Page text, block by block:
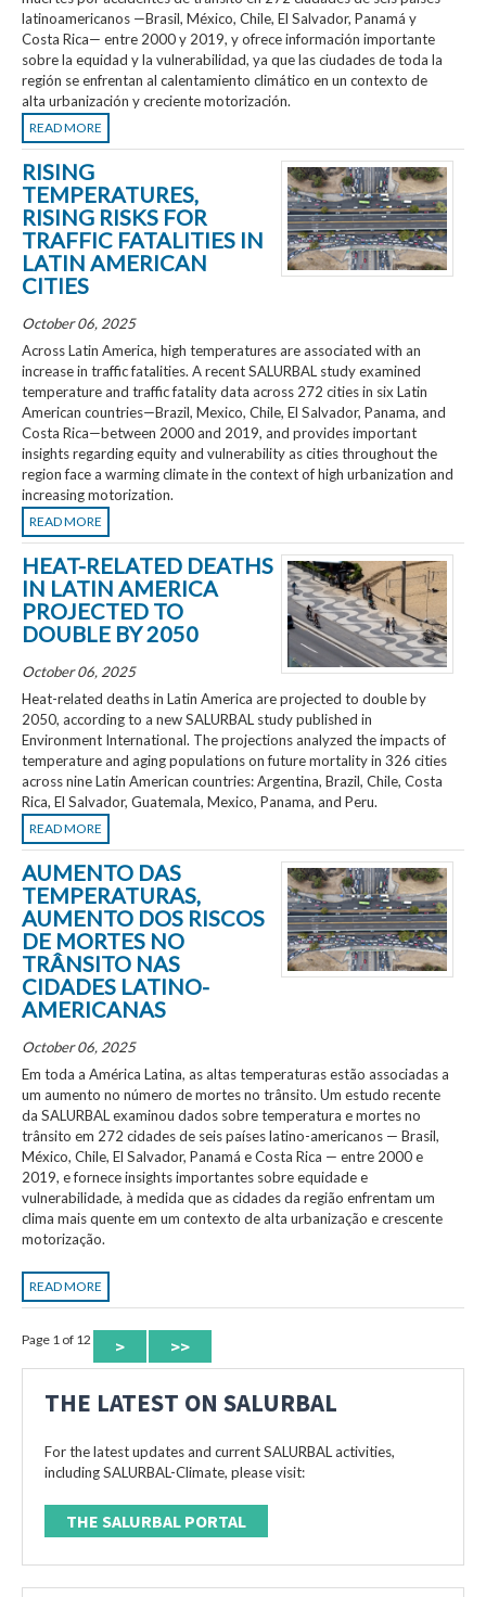
latinoamericanos —Brasil, México, Chile, El Salvador, Panamá y
Costa Rica— entre 2000 y 2019, y ofrece información importante
sobre la equidad y la vulnerabilidad, ya que las ciudades de toda la
región se enfrentan al calentamiento climático en un contexto de
alta urbanización y creciente motorización.
READ MORE
RISING
TEMPERATURES,
RISING RISKS FOR
TRAFFIC FATALITIES IN
LATIN AMERICAN
CITIES
October 06, 2025
Across Latin America, high temperatures are associated with an
increase in traffic fatalities. A recent SALURBAL study examined
temperature and traffic fatality data across 272 cities in six Latin
American countries—Brazil, Mexico, Chile, El Salvador, Panama, and
Costa Rica—between 2000 and 2019, and provides important
insights regarding equity and vulnerability as cities throughout the
region face a warming climate in the context of high urbanization and
increasing motorization.
READ MORE
HEAT-RELATED DEATHS
IN LATIN AMERICA
PROJECTED TO
DOUBLE BY 2050
October 06, 2025
Heat-related deaths in Latin America are projected to double by
2050, according to a new SALURBAL study published in
Environment International. The projections analyzed the impacts of
temperature and aging populations on future mortality in 326 cities
across nine Latin American countries: Argentina, Brazil, Chile, Costa
Rica, El Salvador, Guatemala, Mexico, Panama, and Peru.
READ MORE
AUMENTO DAS
TEMPERATURAS,
AUMENTO DOS RISCOS
DE MORTES NO
TRÂNSITO NAS
CIDADES LATINO-
AMERICANAS
October 06, 2025
Em toda a América Latina, as altas temperaturas estão associadas a
um aumento no número de mortes no trânsito. Um estudo recente
da SALURBAL examinou dados sobre temperatura e mortes no
trânsito em 272 cidades de seis países latino-americanos — Brasil,
México, Chile, El Salvador, Panamá e Costa Rica — entre 2000 e
2019, e fornece insights importantes sobre equidade e
vulnerabilidade, à medida que as cidades da região enfrentam um
clima mais quente em um contexto de alta urbanização e crescente
motorização.
READ MORE
Page 1 of 12 > >>
THE LATEST ON SALURBAL
For the latest updates and current SALURBAL activities,
including SALURBAL-Climate, please visit:
THE SALURBAL PORTAL